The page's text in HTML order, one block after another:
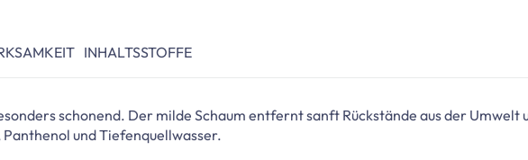
INHALTSSTOFFE
schonend. Der milde Schaum entfernt sanft Rückstände aus der
und Tiefenquellwasser.